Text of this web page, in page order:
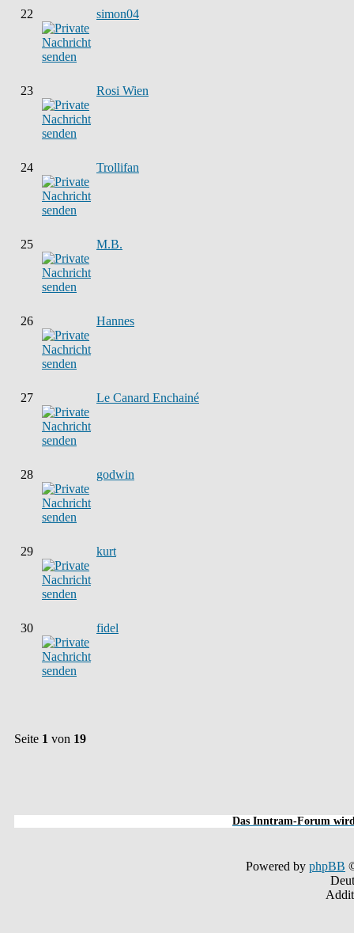
22 simon04
23 Rosi Wien
24 Trollifan
25 M.B.
26 Hannes
27 Le Canard Enchainé
28 godwin
29 kurt
30 fidel
Seite 1 von 19
Das Inntram-Forum
Powered by phpBB